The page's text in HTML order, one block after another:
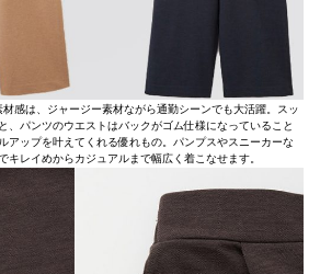
感は、ジャージー素材ながら通勤シーンでも大活躍。スッ
、パンツのウエストはバックがゴム仕様になっていること
アップを叶えてくれる優れもの。パンプスやスニーカーな
キレイめからカジュアルまで幅広く着こなせます。